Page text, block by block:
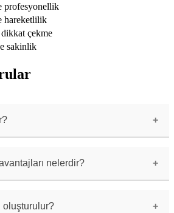
profesyonellik
hareketlilik
çekme
sakinlik
İş bilgilerini içeren dijital bir
telefonlar, tabletler veya
paylaşılabilir.
nelerdir?
kolay paylaşılabilir
oluşturulur?